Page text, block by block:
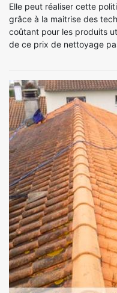
Elle peut réaliser cette
grâce à la maitrise des
coûtant pour les produits
de ce prix de nettoyage